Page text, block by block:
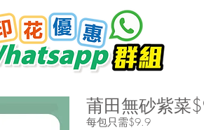
莆田無砂紫菜
每包只需$9.9